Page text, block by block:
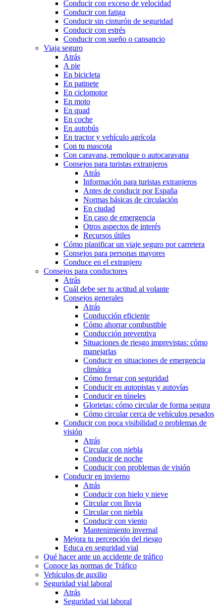
Conducir con exceso de velocidad
Conducir con fatiga
Conducir sin cinturón de seguridad
Conducir con estrés
Conducir con sueño o cansancio
Viaja seguro
Atrás
A pie
En bicicleta
En patinete
En ciclomotor
En moto
En quad
En coche
En autobús
En tractor y vehículo agrícola
Con tu mascota
Con caravana, remolque o autocaravana
Consejos para turistas extranjeros
Atrás
Información para turistas extranjeros
Antes de conducir por España
Normas básicas de circulación
En ciudad
En caso de emergencia
Otros aspectos de interés
Recursos útiles
Cómo planificar un viaje seguro por carretera
Consejos para personas mayores
Conduce en el extranjero
Consejos para conductores
Atrás
Cuál debe ser tu actitud al volante
Consejos generales
Atrás
Conducción eficiente
Cómo ahorrar combustible
Conducción preventiva
Situaciones de riesgo imprevistas: cómo
manejarlas
Conducir en situaciones de emergencia
climática
Cómo frenar con seguridad
Conducir en autopistas y autovías
Conducir en túneles
Glorietas: cómo circular de forma segura
Cómo circular cerca de vehículos pesados
Conducir con poca visibilidad o problemas de
visión
Atrás
Circular con niebla
Conducir de noche
Conducir con problemas de visión
Conducir en invierno
Atrás
Conducir con hielo y nieve
Circular con lluvia
Circular con niebla
Conducir con viento
Mantenimiento invernal
Mejora tu percepción del riesgo
Educa en seguridad vial
Qué hacer ante un accidente de tráfico
Conoce las normas de Tráfico
Vehículos de auxilio
Seguridad vial laboral
Atrás
Seguridad vial laboral